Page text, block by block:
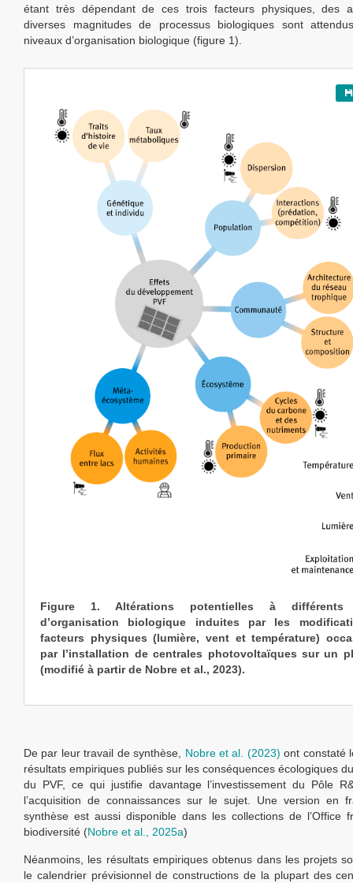
étant très dépendant de ces trois facteurs physiques, des
diverses magnitudes de processus biologiques sont
niveaux d’organisation biologique (figure 1).
Figure 1. Altérations potentielles à différents
d’organisation biologique induites par les
facteurs physiques (lumière, vent et température)
par l’installation de centrales photovoltaïques sur un
(modifié à partir de Nobre et al., 2023).
De par leur travail de synthèse, Nobre et al. (2023) ont constaté
résultats empiriques publiés sur les conséquences écologiques
du PVF, ce qui justifie davantage l’investissement du Pôle
l’acquisition de connaissances sur le sujet. Une version en
synthèse est aussi disponible dans les collections de l’Office
biodiversité (Nobre et al., 2025a)
Néanmoins, les résultats empiriques obtenus dans les projets
le calendrier prévisionnel de constructions de la plupart des